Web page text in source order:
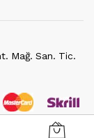
Mağ. San. Tic.